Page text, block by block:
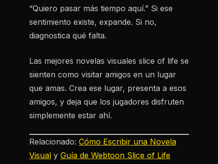
“Quiero pasar más tiempo aquí.” Si ese
sentimiento existe, expande. Si no,
diagnostica qué falta.
Las mejores novelas visuales slice of life se
sienten como visitar amigos en un lugar
que amas. Crea ese lugar, presenta a esos
amigos, y deja que los jugadores disfruten
simplemente estar ahí.
Relacionado: Cómo Escribir una Novela
Visual y Guía de Webtoon Slice of Life